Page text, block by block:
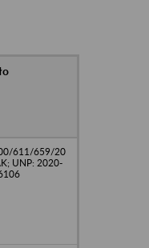
611/659/20
UNP: 2020-